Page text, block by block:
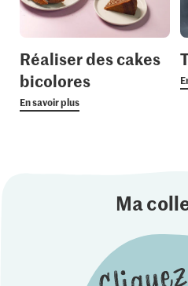
Réaliser des cakes
bicolores
En savoir plus
Ma